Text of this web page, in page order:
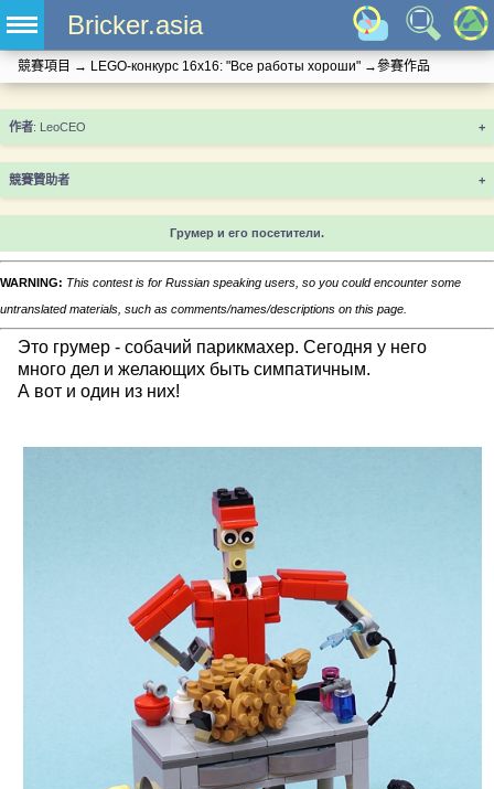
Bricker.asia
競賽項目 → LEGO-конкурс 16x16: "Все работы хороши" →參賽作品
+
競賽贊助者 +
Грумер и его посетители.
WARNING: This contest is for Russian speaking users, so you could encounter some
untranslated materials, such as comments/names/descriptions on this page.
Это грумер - собачий парикмахер. Сегодня у него
много дел и желающих быть симпатичным.
А вот и один из них!